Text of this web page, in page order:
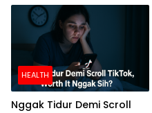
HEALTH
Nggak Tidur Demi Scroll